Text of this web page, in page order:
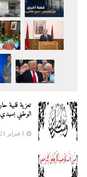
تعزية قلبية
الوطني
3 فبراير 2021